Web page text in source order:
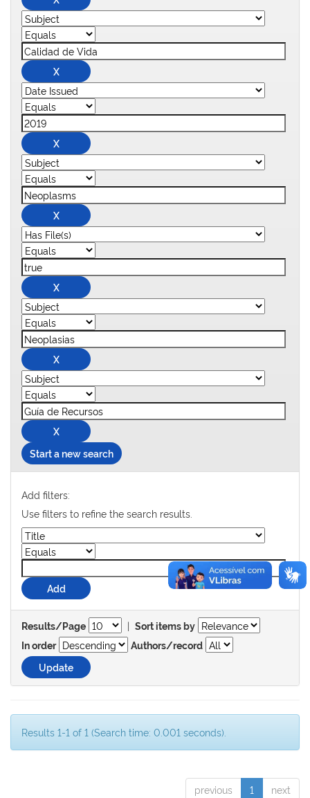
Start a new search
Add filters:
Use filters to refine the search results.
Results/Page | Sort items by
In order
Authors/record
Results 1-1 of 1 (Search time: 0.001 seconds).
previous 1 next